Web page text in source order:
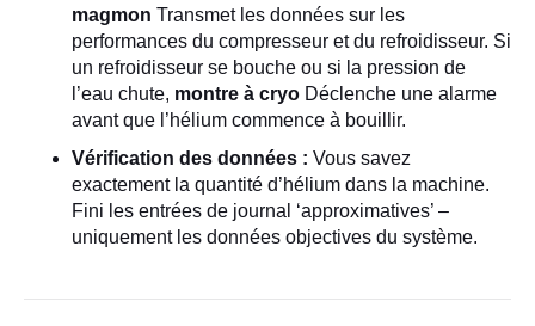
magmon Transmet les données sur les
performances du compresseur et du refroidisseur. Si
un refroidisseur se bouche ou si la pression de
l’eau chute, montre à cryo Déclenche une alarme
avant que l’hélium commence à bouillir.
Vérification des données : Vous savez
exactement la quantité d’hélium dans la machine.
Fini les entrées de journal ‘approximatives’ –
uniquement les données objectives du système.